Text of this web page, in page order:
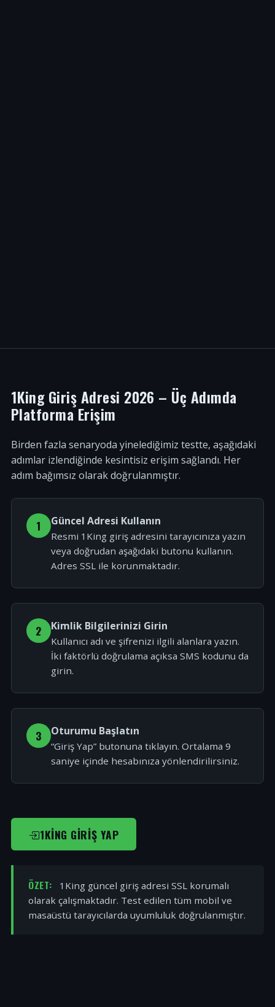
1King Giriş Adresi 2026 – Üç Adımda
Platforma Erişim
Birden fazla senaryoda yinelediğimiz testte, aşağıdaki
adımlar izlendiğinde kesintisiz erişim sağlandı. Her
adım bağımsız olarak doğrulanmıştır.
1 Güncel Adresi Kullanın
Resmi 1King giriş adresini tarayıcınıza yazın
veya doğrudan aşağıdaki butonu kullanın.
Adres SSL ile korunmaktadır.
2 Kimlik Bilgilerinizi Girin
Kullanıcı adı ve şifrenizi ilgili alanlara yazın.
İki faktörlü doğrulama açıksa SMS kodunu da
girin.
3 Oturumu Başlatın
“Giriş Yap” butonuna tıklayın. Ortalama 9
saniye içinde hesabınıza yönlendirilirsiniz.
1KING GIRIŞ YAP
ÖZET:
1King güncel giriş adresi SSL korumalı
olarak çalışmaktadır. Test edilen tüm mobil ve
masaüstü tarayıcılarda uyumluluk doğrulanmıştır.